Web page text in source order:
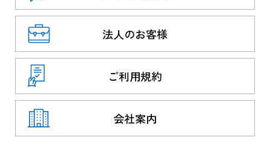
法人のお客様
ご利用規約
会社案内